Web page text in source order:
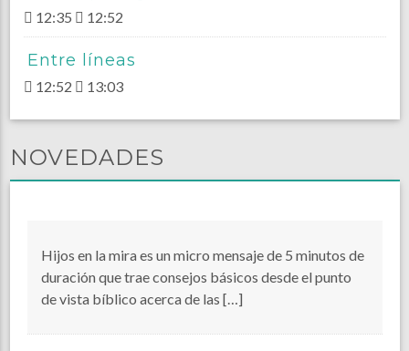
12:35 12:52
Entre líneas
12:52 13:03
NOVEDADES
Hijos en la mira es un micro mensaje de 5 minutos de
duración que trae consejos básicos desde el punto
de vista bíblico acerca de las […]